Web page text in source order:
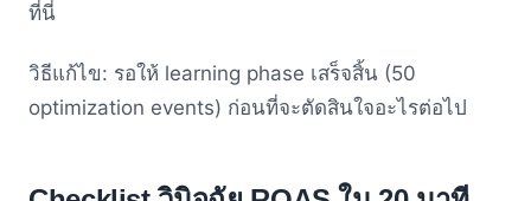
ที่นี่
วิธีแก้ไข: รอให้ learning phase เสร็จสิ้น (50
optimization events) ก่อนที่จะตัดสินใจอะไรต่อไป